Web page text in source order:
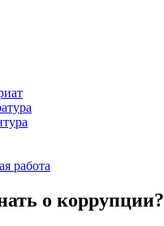
работа
о коррупции?